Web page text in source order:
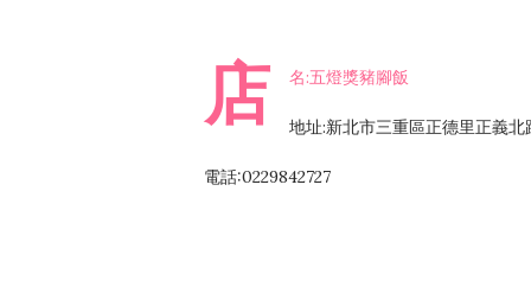
店 名:五燈獎豬腳飯
地址:新北市三重區正德里正義北
電話:0229842727